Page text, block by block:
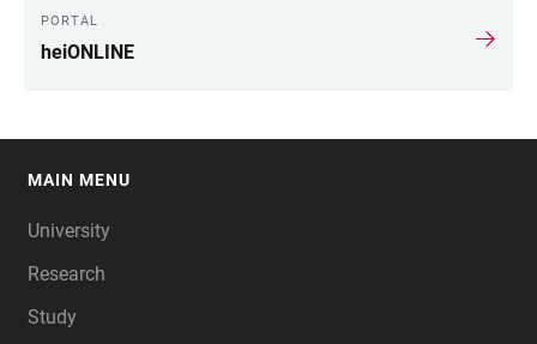
PORTAL
heiONLINE
MAIN MENU
University
Research
Study